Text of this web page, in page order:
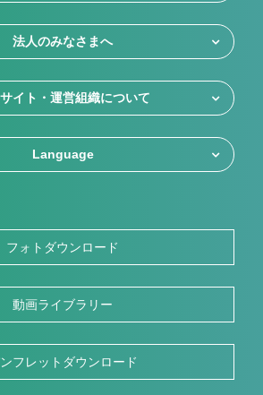
法人のみなさまへ
イト・運営組織について
Language
フォトダウンロード
動画ライブラリー
フレットダウンロード